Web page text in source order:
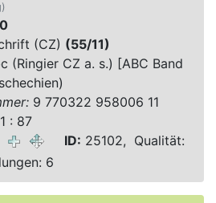
(CZ) (55/11)
(Ringier CZ a. s.) [ABC Band
9 770322 958006 11
: 87
ID: 25102, Qualität:
6